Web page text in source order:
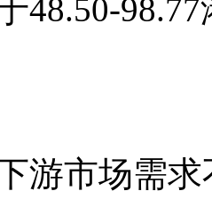
48.50-
游市场需